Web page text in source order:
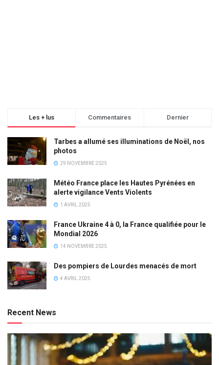
Les + lus Commentaires Dernier
Tarbes a allumé ses illuminations de Noël, nos
photos
29 NOVEMBRE 2025
Météo France place les Hautes Pyrénées en
alerte vigilance Vents Violents
1 AVRIL 2025
France Ukraine 4 à 0, la France qualifiée pour le
Mondial 2026
14 NOVEMBRE 2025
Des pompiers de Lourdes menacés de mort
4 AVRIL 2025
Recent News